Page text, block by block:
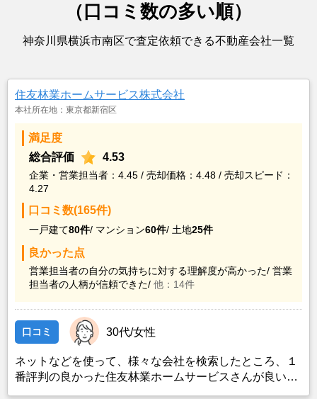
（口コミ数の多い順）
神奈川県横浜市南区で査定依頼できる不動産会社一覧
住友林業ホームサービス株式会社
本社所在地：東京都新宿区
満足度
総合評価
4.53
企業・営業担当者：4.45 / 売却価格：4.48 / 売却スピード：
4.27
口コミ数(165件)
一戸建て80件/ マンション60件/ 土地25件
良かった点
営業担当者の自分の気持ちに対する理解度が高かった/ 営業
担当者の人柄が信頼できた/ 他：14件
口コミ 30代/女性
ネットなどを使って、様々な会社を検索したところ、１
番評判の良かった住友林業ホームサービスさんが良いの